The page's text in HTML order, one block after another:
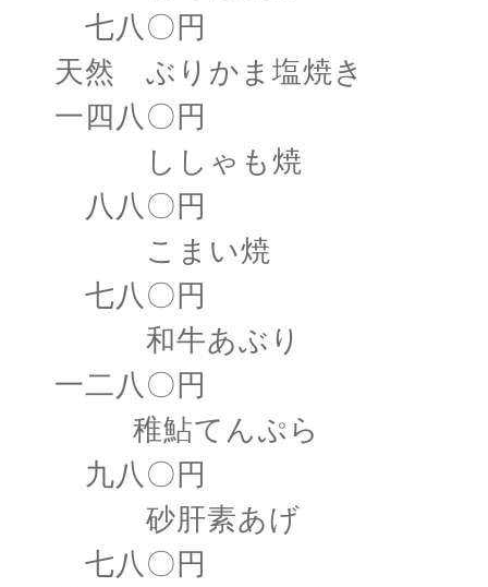
七八〇円
天然 ぶりかま塩焼き
一四八〇円
ししゃも焼
八八〇円
こまい焼
七八〇円
和牛あぶり
一二八〇円
稚鮎てんぷら
九八〇円
砂肝素あげ
七八〇円